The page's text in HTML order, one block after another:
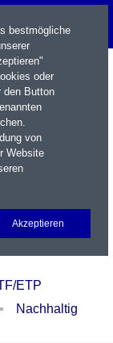
Login
ETP
Nachhaltig
bestmögliche
oder
den Button
von
Website
Akzeptieren